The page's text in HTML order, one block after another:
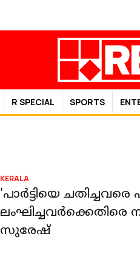
R SPECIAL SPORTS
KERALA
'പാർട്ടിയെ ചതിച്ചവരെ
ലംഘിച്ചവര്‍ക്കെതിരെ
സുരേഷ്